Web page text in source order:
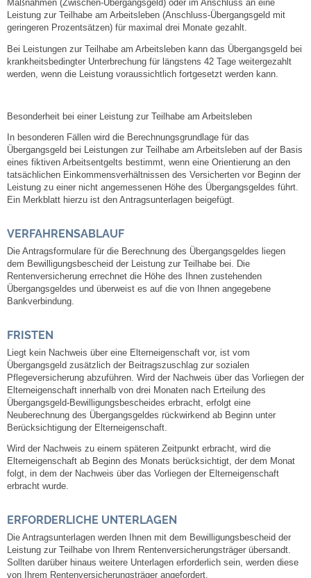
Kommunale Wärmeplanung
Notruf
Schulen
Kindergärten
Musikschule
Evangelische Kirchengemeinde
Katholische Kirchengemeinde
Neuapostolische Kirche
Hallen & Säle
Gemeindehalle
Schulturnhalle
Soziale Einrichtungen
Maßnahmen (Zwischen-Übergangsgeld) oder im Anschluss an eine
Leistung zur Teilhabe am Arbeitsleben (Anschluss-Übergangsgeld mit
geringeren Prozentsätzen) für maximal drei Monate gezahlt.
Bei Leistungen zur Teilhabe am Arbeitsleben kann das Übergangsgeld bei
krankheitsbedingter Unterbrechung für längstens 42 Tage weitergezahlt
werden, wenn die Leistung voraussichtlich fortgesetzt werden kann.
Besonderheit bei einer Leistung zur Teilhabe am Arbeitsleben
In besonderen Fällen wird die Berechnungsgrundlage für das
Übergangsgeld bei Leistungen zur Teilhabe am Arbeitsleben auf der Basis
eines fiktiven Arbeitsentgelts bestimmt, wenn eine Orientierung an den
tatsächlichen Einkommensverhältnissen des Versicherten vor Beginn der
Leistung zu einer nicht angemessenen Höhe des Übergangsgeldes führt.
Ein Merkblatt hierzu ist den Antragsunterlagen beigefügt.
VERFAHRENSABLAUF
Die Antragsformulare für die Berechnung des Übergangsgeldes liegen
dem Bewilligungsbescheid der Leistung zur Teilhabe bei. Die
Rentenversicherung errechnet die Höhe des Ihnen zustehenden
Übergangsgeldes und überweist es auf die von Ihnen angegebene
Bankverbindung.
FRISTEN
Liegt kein Nachweis über eine Elterneigenschaft vor, ist vom
Übergangsgeld zusätzlich der Beitragszuschlag zur sozialen
Pflegeversicherung abzuführen. Wird der Nachweis über das Vorliegen der
Elterneigenschaft innerhalb von drei Monaten nach Erteilung des
Übergangsgeld-Bewilligungsbescheides erbracht, erfolgt eine
Neuberechnung des Übergangsgeldes rückwirkend ab Beginn unter
Berücksichtigung der Elterneigenschaft.
Wird der Nachweis zu einem späteren Zeitpunkt erbracht, wird die
Elterneigenschaft ab Beginn des Monats berücksichtigt, der dem Monat
folgt, in dem der Nachweis über das Vorliegen der Elterneigenschaft
erbracht wurde.
ERFORDERLICHE UNTERLAGEN
Die Antragsunterlagen werden Ihnen mit dem Bewilligungsbescheid der
Leistung zur Teilhabe von Ihrem Rentenversicherungsträger übersandt.
Sollten darüber hinaus weitere Unterlagen erforderlich sein, werden diese
von Ihrem Rentenversicherungsträger angefordert.